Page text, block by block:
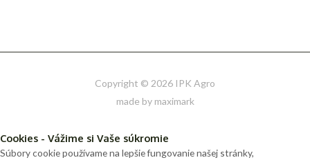
Copyright © 2026 IPK Agro
made by maximark
Cookies - Vážime si Vaše súkromie
Súbory cookie používame na lepšie fungovanie našej stránky,